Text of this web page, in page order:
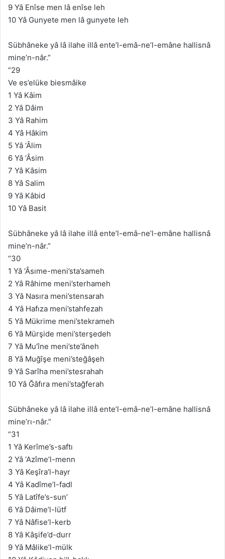
9 Yâ Enîse men lâ enîse leh
10 Yâ Gunyete men lâ gunyete leh
Sübhâneke yâ lâ ilahe illâ ente’l-emâ-ne’l-emâne hallisnâ
mine’n-nâr.”
“29
Ve es’elüke biesmâike
1 Yâ Kâim
2 Yâ Dâim
3 Yâ Rahim
4 Yâ Hâkim
5 Yâ ‘Âlim
6 Yâ ‘Âsim
7 Yâ Kâsim
8 Yâ Salim
9 Yâ Kâbid
10 Yâ Basit
Sübhâneke yâ lâ ilahe illâ ente’l-emâ-ne’l-emâne hallisnâ
mine’n-nâr.”
“30
1 Yâ ‘Âsıme-meni’sta’sameh
2 Yâ Râhime meni’sterhameh
3 Yâ Nasıra meni’stensarah
4 Yâ Hafıza meni’stahfezah
5 Yâ Mükrime meni’stekrameh
6 Yâ Mürşide meni’sterşedeh
7 Yâ Mu’îne meni’ste’âneh
8 Yâ Muğîşe meni’steğâşeh
9 Yâ Sarîha meni’stesrahah
10 Yâ Ğâfıra meni’stağferah
Sübhâneke yâ lâ ilahe illâ ente’l-emâ-ne’l-emâne hallisnâ
mine’rı-nâr.”
“31
1 Yâ Kerîme’s-saftı
2 Yâ ‘Azîme’l-menn
3 Yâ Keşîra’l-hayr
4 Yâ Kadîme’l-fadl
5 Yâ Latîfe’s-sun’
6 Yâ Dâime’l-lütf
7 Yâ Nâfise’l-kerb
8 Yâ Kâşife’d-durr
9 Yâ Mâlike’l-mülk